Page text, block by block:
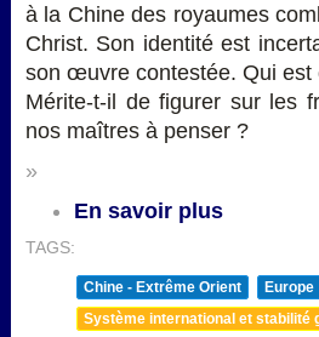
à la Chine des royaumes
Christ. Son identité est
son œuvre contestée. Qui est
Mérite-t-il de figurer sur les
nos maîtres à penser ?
»
En savoir plus
TAGS:
Chine - Extrême Orient
Europe
Système international et stabilité